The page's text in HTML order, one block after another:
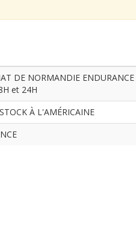
DE NORMANDIE ENDURANCE
et 24H
À L'AMÉRICAINE